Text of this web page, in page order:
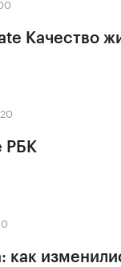
Качество
РБК
как